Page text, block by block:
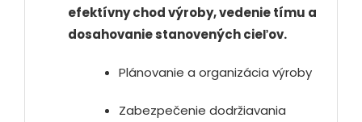
efektívny chod výroby, vedenie tímu a
dosahovanie stanovených cieľov.
Plánovanie a organizácia výroby
Zabezpečenie dodržiavania